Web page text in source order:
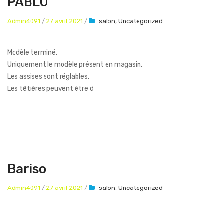
Admin4091 / 27 avril 2021 / salon, Uncategorized
Modèle terminé.
Uniquement le modèle présent en magasin.
Les assises sont réglables.
Les têtières peuvent être d
Bariso
Admin4091 / 27 avril 2021 / salon, Uncategorized